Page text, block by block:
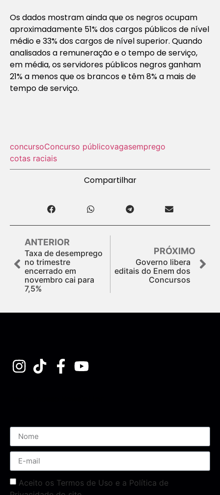
Os dados mostram ainda que os negros ocupam
aproximadamente 51% dos cargos públicos de nível
médio e 33% dos cargos de nível superior. Quando
analisados a remuneração e o tempo de serviço,
em média, os servidores públicos negros ganham
21% a menos que os brancos e têm 8% a mais de
tempo de serviço.
concursoConcurso públicovagasemprego
cotas raciais
Compartilhar
ANTERIOR
Taxa de desemprego
no trimestre
encerrado em
novembro cai para
7,5%
PRÓXIMO
Governo libera
editais do Enem dos
Concursos
Aceito os Termos de Uso e a Política de